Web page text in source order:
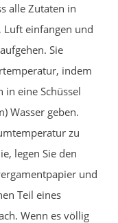
alle Zutaten in
Luft einfangen und
Sie
indem
in eine Schüssel
Wasser geben.
zu
legen Sie den
und
Teil eines
Wenn es völlig